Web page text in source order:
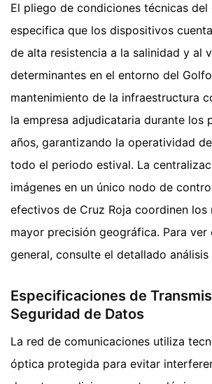
El pliego de condiciones técnicas
especifica que los dispositivos
de alta resistencia a la salinidad y al
determinantes en el entorno del
mantenimiento de la infraestructura
la empresa adjudicataria durante los
años, garantizando la operatividad
todo el periodo estival. La
imágenes en un único nodo de
efectivos de Cruz Roja coordinen los
mayor precisión geográfica. Para
general, consulte el detallado análisis
Especificaciones de
Seguridad de Datos
La red de comunicaciones utiliza
óptica protegida para evitar